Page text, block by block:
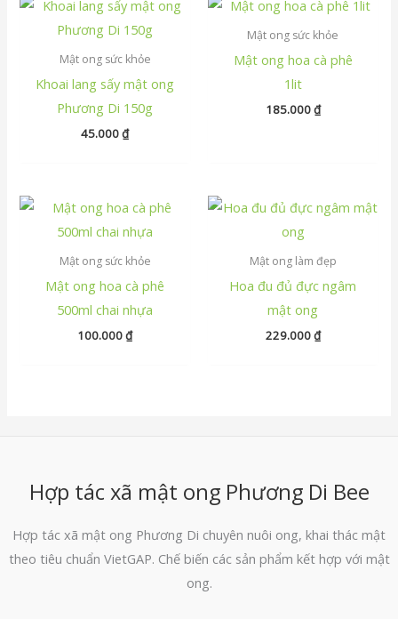
Mật ong sức khỏe
Khoai lang sấy mật ong
Phương Di 150g
45.000₫
Mật ong sức khỏe
Mật ong hoa cà phê
1lit
185.000₫
Mật ong sức khỏe
Mật ong hoa cà phê
500ml chai nhựa
100.000₫
Mật ong làm đẹp
Hoa đu đủ đực ngâm
mật ong
229.000₫
Hợp tác xã mật ong Phương Di Bee
Hợp tác xã mật ong Phương Di chuyên nuôi ong, khai thác mật
theo tiêu chuẩn VietGAP. Chế biến các sản phẩm kết hợp với mật
ong.